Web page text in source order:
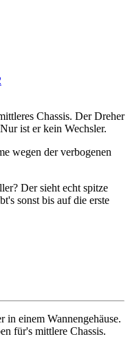
Chassis. Der Dreher
ist er kein Wechsler.
wegen der verbogenen
Der sieht echt spitze
sonst bis auf die erste
in einem Wannengehäuse.
für's mittlere Chassis.